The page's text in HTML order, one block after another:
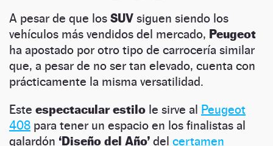
A pesar de que los SUV siguen siendo los
vehículos más vendidos del mercado, Peugeot
ha apostado por otro tipo de carrocería similar
que, a pesar de no ser tan elevado, cuenta con
prácticamente la misma versatilidad.
Este espectacular estilo le sirve al Peugeot
408 para tener un espacio en los finalistas al
galardón ‘Diseño del Año’ del certamen